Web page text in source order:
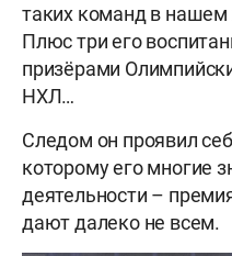
таких команд в
Плюс три его
призёрами
НХЛ…
Следом он проявил
которому его многие
деятельности –
дают далеко не всем.